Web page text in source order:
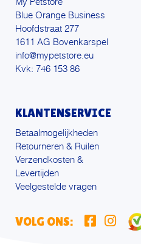
My Petstore
Blue Orange Business
Hoofdstraat 277
1611 AG Bovenkarspel
info@mypetstore.eu
Kvk: 746 153 86
KLANTENSERVICE
Betaalmogelijkheden
Retourneren & Ruilen
Verzendkosten &
Levertijden
Veelgestelde vragen
VOLG ONS: